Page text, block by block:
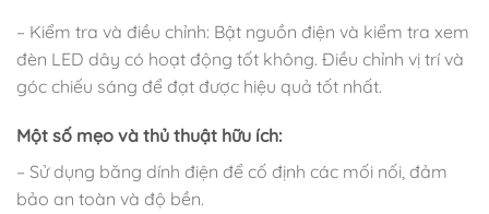
– Kiểm tra và điều chỉnh: Bật nguồn điện và kiểm tra xem
đèn LED dây có hoạt động tốt không. Điều chỉnh vị trí và
góc chiếu sáng để đạt được hiệu quả tốt nhất.
Một số mẹo và thủ thuật hữu ích:
– Sử dụng băng dính điện để cố định các mối nối, đảm
bảo an toàn và độ bền.